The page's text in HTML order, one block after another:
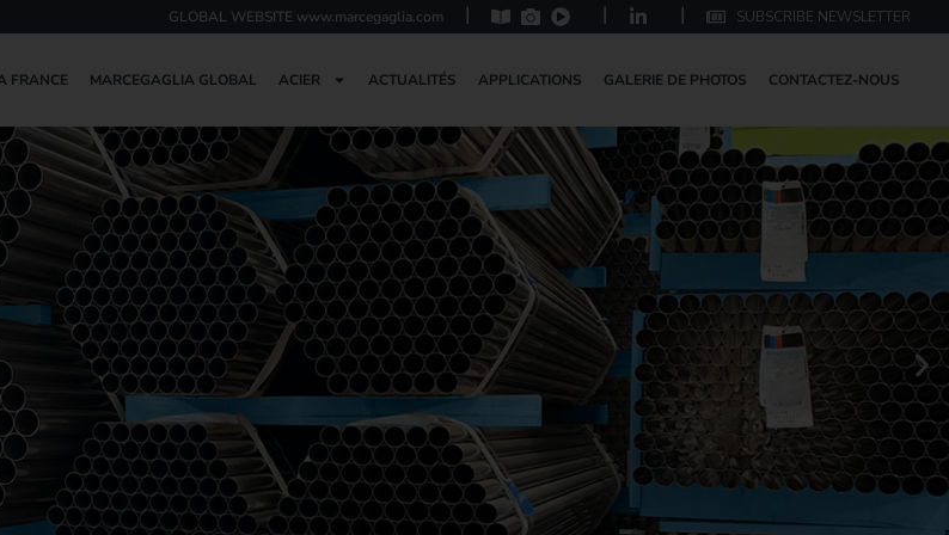
GLOBAL WEBSITE www.marcegaglia.com | | | SUBSCRIBE NEWSLETTER
FRANCE MARCEGAGLIA GLOBAL ACIER ACTUALITÉS APPLICATIONS GALERIE DE PHOTOS CONTACTEZ-NOUS